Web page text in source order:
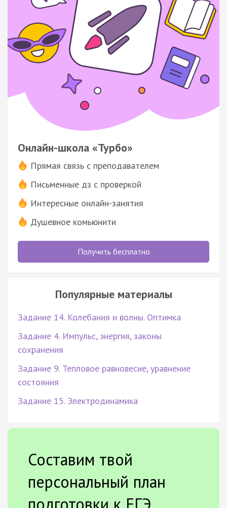
Онлайн-школа «Турбо»
Прямая связь с преподавателем
Письменные дз с проверкой
Интересные онлайн-занятия
Душевное комьюнити
Получить бесплатно
Популярные материалы
Задание 14. Колебания и волны. Оптимка
Задание 4. Импульс, энергия, законы
сохранения
Задание 9. Тепловое равновесие, уравнение
состояния
Задание 15. Электродинамика
Составим твой
персональный план